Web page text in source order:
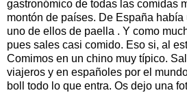
gastronómico de todas las comidas
montón de países. De España había
uno de ellos de paella . Y como
pues sales casi comido. Eso si, al
Comimos en un chino muy típico.
viajeros y en españoles por el
boll todo lo que entra. Os dejo una